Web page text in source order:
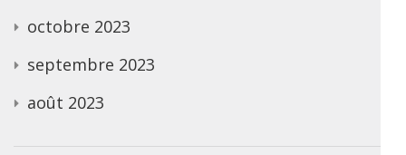
octobre 2023
septembre 2023
août 2023